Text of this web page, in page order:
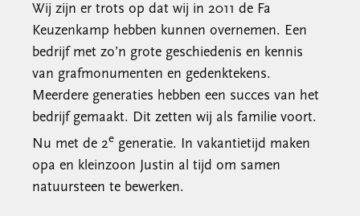
Wij zijn er trots op dat wij in 2011 de Fa
Keuzenkamp hebben kunnen overnemen. Een
bedrijf met zo’n grote geschiedenis en kennis
van grafmonumenten en gedenktekens.
Meerdere generaties hebben een succes van het
bedrijf gemaakt. Dit zetten wij als familie voort.
Nu met de 2e generatie. In vakantietijd maken
opa en kleinzoon Justin al tijd om samen
natuursteen te bewerken.